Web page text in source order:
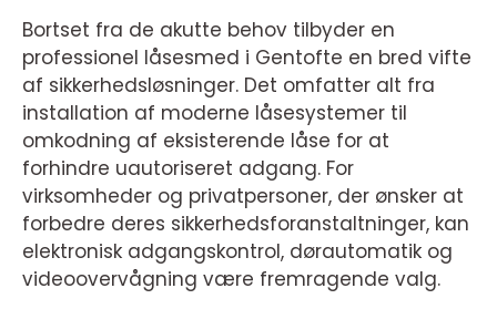
Bortset fra de akutte behov tilbyder en
professionel låsesmed i Gentofte en bred vifte
af sikkerhedsløsninger. Det omfatter alt fra
installation af moderne låsesystemer til
omkodning af eksisterende låse for at
forhindre uautoriseret adgang. For
virksomheder og privatpersoner, der ønsker at
forbedre deres sikkerhedsforanstaltninger, kan
elektronisk adgangskontrol, dørautomatik og
videoovervågning være fremragende valg.